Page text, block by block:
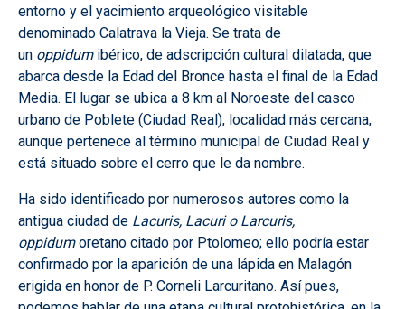
entorno y el yacimiento arqueológico visitable
denominado Calatrava la Vieja. Se trata de
un oppidum ibérico, de adscripción cultural dilatada, que
abarca desde la Edad del Bronce hasta el final de la Edad
Media. El lugar se ubica a 8 km al Noroeste del casco
urbano de Poblete (Ciudad Real), localidad más cercana,
aunque pertenece al término municipal de Ciudad Real y
está situado sobre el cerro que le da nombre.
Ha sido identificado por numerosos autores como la
antigua ciudad de Lacuris, Lacuri o Larcuris,
oppidumoretano citado por Ptolomeo; ello podría estar
confirmado por la aparición de una lápida en Malagón
erigida en honor de P. Corneli Larcuritano. Así pues,